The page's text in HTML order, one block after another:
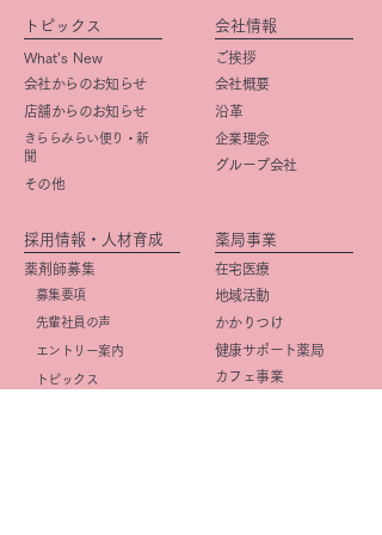
トピックス
What’s New
会社からのお知らせ
店舗からのお知らせ
きららみらい便り・新
聞
その他
会社情報
ご挨拶
会社概要
​沿革
企業理念
グループ会社
採用情報・人材育成
薬剤師募集
募集要項
先輩社員の声
エントリー案内
トピックス
薬局事業
在宅医療
地域活動
かかりつけ
健康サポート薬局
カフェ事業